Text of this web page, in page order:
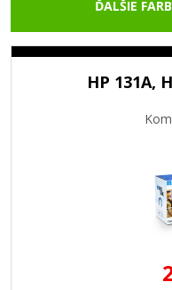
ĎALŠIE
HP 131A,